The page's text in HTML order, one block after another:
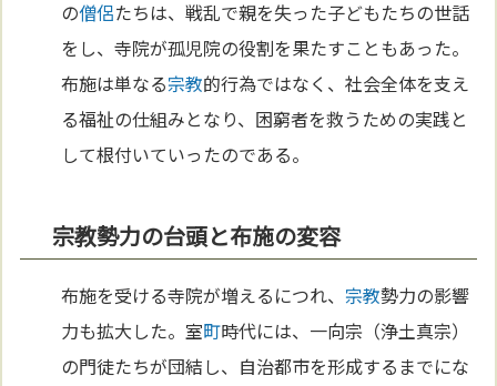
の僧侶たちは、戦乱で親を失った子どもたちの世話
をし、寺院が孤児院の役割を果たすこともあった。
布施は単なる宗教的行為ではなく、社会全体を支え
る福祉の仕組みとなり、困窮者を救うための実践と
して根付いていったのである。
宗教勢力の台頭と布施の変容
布施を受ける寺院が増えるにつれ、 宗教勢力の影響
力も拡大した。室町時代には、一向宗（浄土真宗）
の門徒たちが団結し、自治都市を形成するまでにな